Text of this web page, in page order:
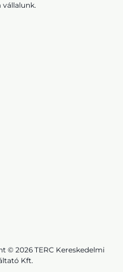
vállalunk.
© 2026 TERC Kereskedelmi
Kft.